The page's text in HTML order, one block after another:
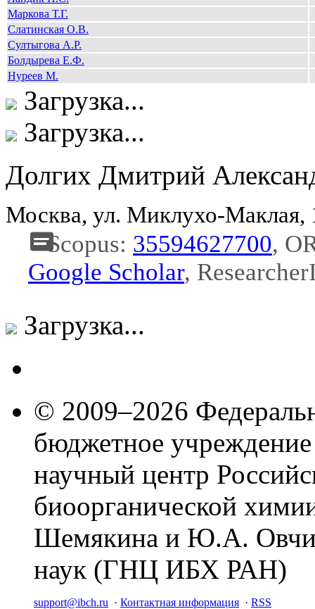
Маркова Т.Г.
Слатинская О.В.
Султыгова А.Р.
Болдырева Е.Ф.
Нуреев М.
Загрузка...
Загрузка...
Долгих Дмитрий
Москва, ул. Миклухо-
Scopus: 35594627700,
Google Scholar,
Загрузка...
© 2009–2026
бюджетное
научный центр
биоорганической
Шемякина и Ю.А.
наук (ГНЦ ИБХ РАН)
support@ibch.ru · Контактная информация · RSS